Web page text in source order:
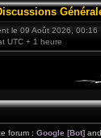
le 09 Août 2026, 00:16
UTC + 1 heure
forum : Google [Bot]